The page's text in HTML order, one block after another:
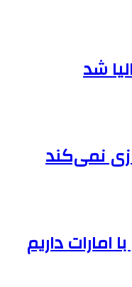
شد
نمی‌کند
داریم